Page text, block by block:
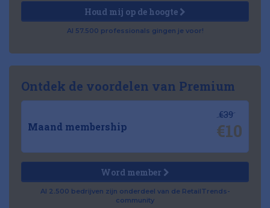
Houd mij op de hoogte
Al 57.500 professionals gingen je voor!
Ontdek de voordelen van Premium
Maand membership
€39
€10
Word member
Al 2.500 bedrijven zijn onderdeel van de RetailTrends-
community